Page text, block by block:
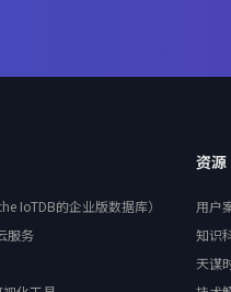
IoTDB的企业版数据库）
服务
资源
用户
知识
天谋